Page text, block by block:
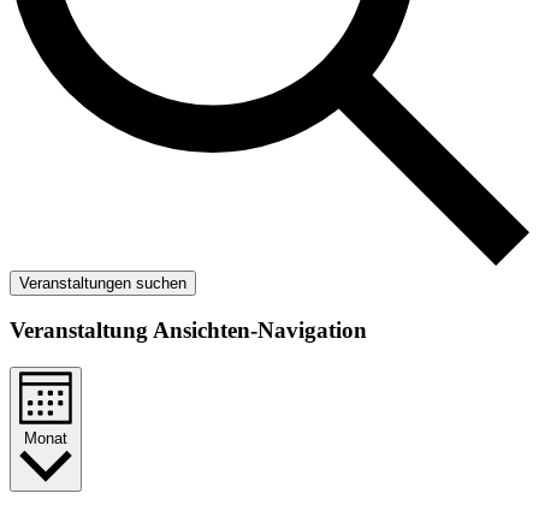
Veranstaltungen suchen
Veranstaltung Ansichten-Navigation
Monat